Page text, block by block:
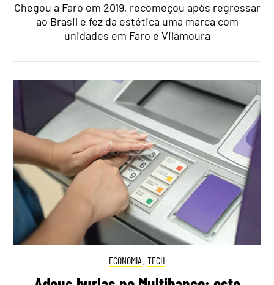
Chegou a Faro em 2019, recomeçou após regressar
ao Brasil e fez da estética uma marca com
unidades em Faro e Vilamoura
ECONOMIA , TECH